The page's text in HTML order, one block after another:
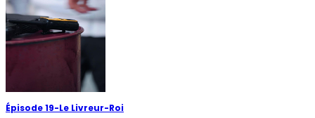
Épisode 19-Le Livreur-Roi